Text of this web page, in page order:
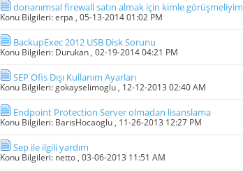
donanımsal firewall satın almak için kimle görüşmeliyim
Konu Bilgileri:erpa , 05-13-2014 01:02 PM
BackupExec 2012 USB Disk Sorunu
Konu Bilgileri: Durukan , 02-19-2014 04:21 PM
SEP Ofis Dışı Kullanım Ayarları
Konu Bilgileri:gokayselimoglu , 12-12-2013 02:40 AM
Endpoint Protection Server olmadan lisanslama
Konu Bilgileri: BarisHocaoglu , 11-26-2013 12:27 PM
Sep ile ilgili yardım
Konu Bilgileri: netto , 03-06-2013 11:51 AM